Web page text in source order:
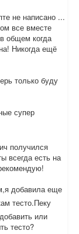
не написано ...
все вместе
общем когда
Никогда ещё
только буду
супер
получился
всегда есть на
добавила еще
тесто.Пеку
или
тесто?